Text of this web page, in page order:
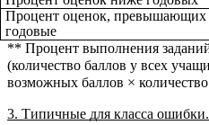
Процент оценок, превышающих
годовые
** Процент выполнения
(количество баллов у всех
возможных баллов ×
3. Типичные для класса ошибки.